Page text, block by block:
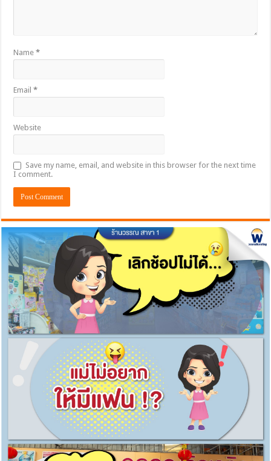
Name*
Email*
Website
Save my name, email, and website in this browser for the next time
I comment.